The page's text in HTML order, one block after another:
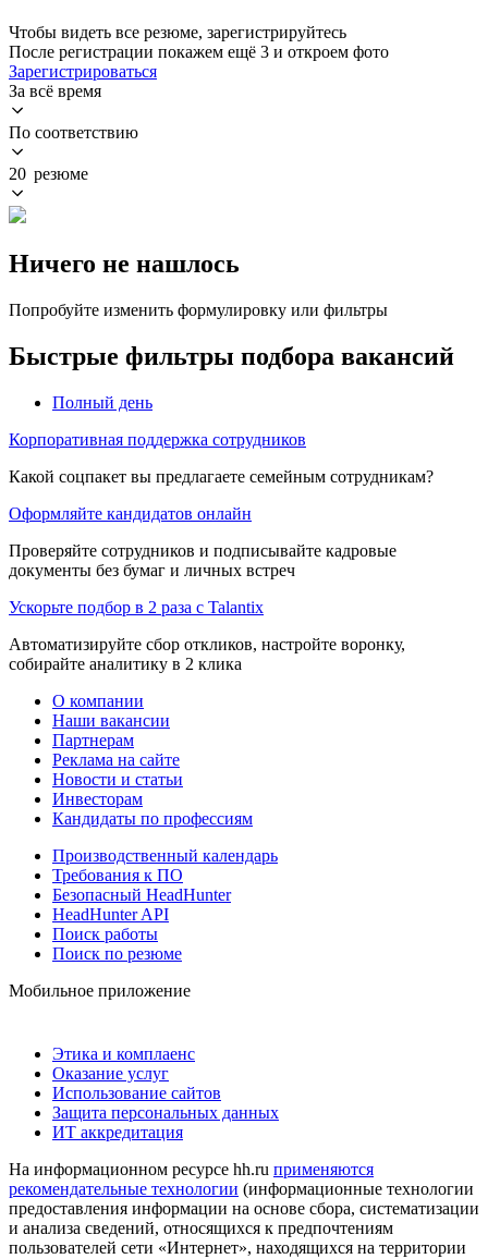
Чтобы видеть все резюме, зарегистрируйтесь
После регистрации покажем ещё 3 и откроем фото
Зарегистрироваться
За всё время
По соответствию
20 резюме
Ничего не нашлось
Попробуйте изменить формулировку или фильтры
Быстрые фильтры подбора вакансий
Полный день
Корпоративная поддержка сотрудников
Какой соцпакет вы предлагаете семейным сотрудникам?
Оформляйте кандидатов онлайн
Проверяйте сотрудников и подписывайте кадровые
документы без бумаг и личных встреч
Ускорьте подбор в 2 раза с Talantix
Автоматизируйте сбор откликов, настройте воронку,
собирайте аналитику в 2 клика
О компании
Наши вакансии
Партнерам
Реклама на сайте
Новости и статьи
Инвесторам
Кандидаты по профессиям
Производственный календарь
Требования к ПО
Безопасный HeadHunter
HeadHunter API
Поиск работы
Поиск по резюме
Мобильное приложение
Этика и комплаенс
Оказание услуг
Использование сайтов
Защита персональных данных
ИТ аккредитация
На информационном ресурсе hh.ru применяются
рекомендательные технологии (информационные технологии
предоставления информации на основе сбора, систематизации
и анализа сведений, относящихся к предпочтениям
пользователей сети «Интернет», находящихся на территории